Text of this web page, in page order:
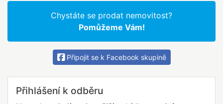
Chystáte se prodat nemovitost?
Pomůžeme Vám!
Připojit se k Facebook skupině
Přihlášení k odběru